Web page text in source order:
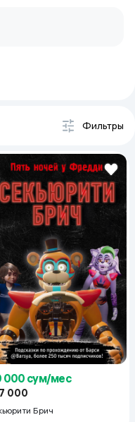
Фильтры
000 сум/мес
000
Брич